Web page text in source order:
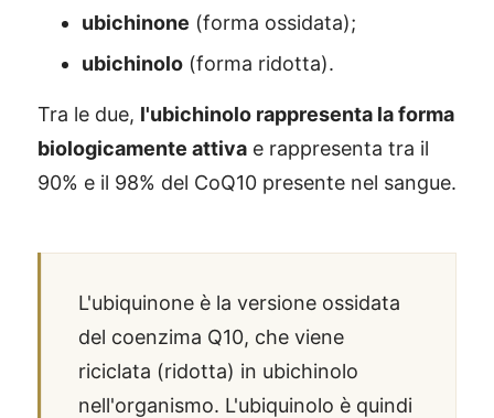
ubichinone (forma ossidata);
ubichinolo (forma ridotta).
Tra le due, l'ubichinolo rappresenta la forma
biologicamente attiva e rappresenta tra il
90% e il 98% del CoQ10 presente nel sangue.
L'ubiquinone è la versione ossidata
del coenzima Q10, che viene
riciclata (ridotta) in ubichinolo
nell'organismo. L'ubiquinolo è quindi